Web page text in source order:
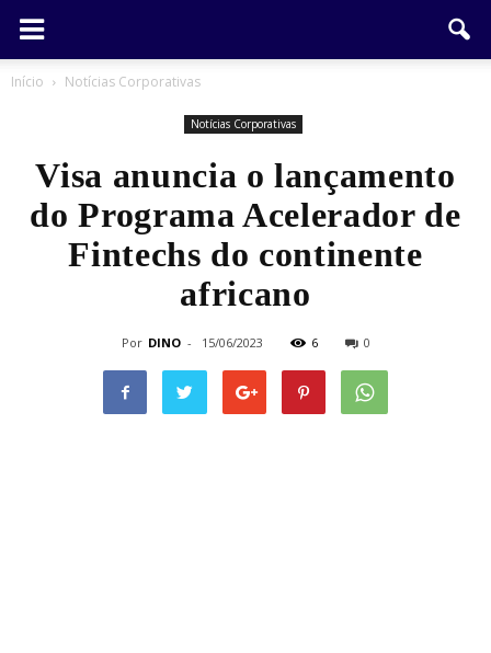
Início Notícias Corporativas
Notícias Corporativas
Visa anuncia o lançamento
do Programa Acelerador de
Fintechs do continente
africano
Por DINO - 15/06/2023 6 0